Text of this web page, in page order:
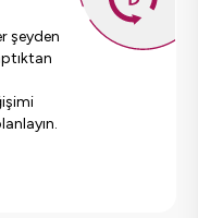
şeyden